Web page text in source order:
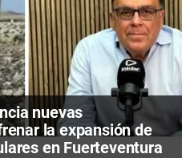
nuevas
la expansión de
en Fuerteventura